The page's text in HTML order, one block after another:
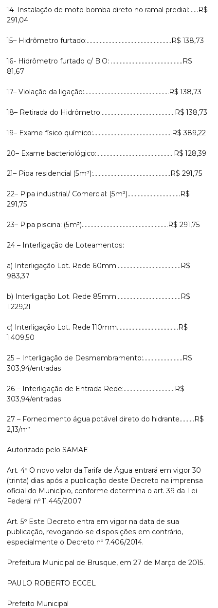
14–Instalação de moto-bomba direto no ramal predial:......R$
291,04
15– Hidrômetro furtado:..........................................................R$ 138,73
16- Hidrômetro furtado c/ B.O: .................................................R$
81,67
17– Violação da ligação:..........................................................R$ 138,73
18– Retirada do Hidrômetro:..................................................R$ 138,73
19– Exame físico químico:......................................................R$ 389,22
20– Exame bacteriológico:.....................................................R$ 128,39
21– Pipa residencial (5m³):.....................................................R$ 291,75
22– Pipa industrial/ Comercial: (5m³)....................................R$
291,75
23– Pipa piscina: (5m³)...........................................................R$ 291,75
24 – Interligação de Loteamentos:
a) Interligação Lot. Rede 60mm............................................R$
983,37
b) Interligação Lot. Rede 85mm............................................R$
1.229,21
c) Interligação Lot. Rede 110mm..........................................R$
1.409,50
25 – Interligação de Desmembramento:...........................R$
303,94/entradas
26 – Interligação de Entrada Rede:...................................R$
303,94/entradas
27 – Fornecimento água potável direto do hidrante..........R$
2,13/m³
Autorizado pelo SAMAE
Art. 4º O novo valor da Tarifa de Água entrará em vigor 30
(trinta) dias após a publicação deste Decreto na imprensa
oficial do Município, conforme determina o art. 39 da Lei
Federal nº 11.445/2007.
Art. 5º Este Decreto entra em vigor na data de sua
publicação, revogando-se disposições em contrário,
especialmente o Decreto nº 7.406/2014.
Prefeitura Municipal de Brusque, em 27 de Março de 2015.
PAULO ROBERTO ECCEL
Prefeito Municipal